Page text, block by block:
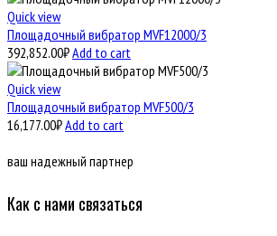
Quick view
Площадочный вибратор MVF12000/3
392,852.00₽Add to cart
Quick view
Площадочный вибратор MVF500/3
16,177.00₽Add to cart
ваш надежный партнер
Как с нами связаться